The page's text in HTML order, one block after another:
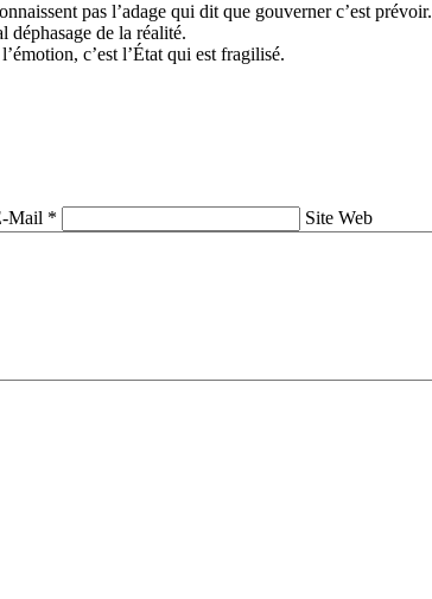
pas l’adage qui dit que gouverner c’est prévoir.
déphasage de la réalité.
c’est l’État qui est fragilisé.
Mail * Site Web